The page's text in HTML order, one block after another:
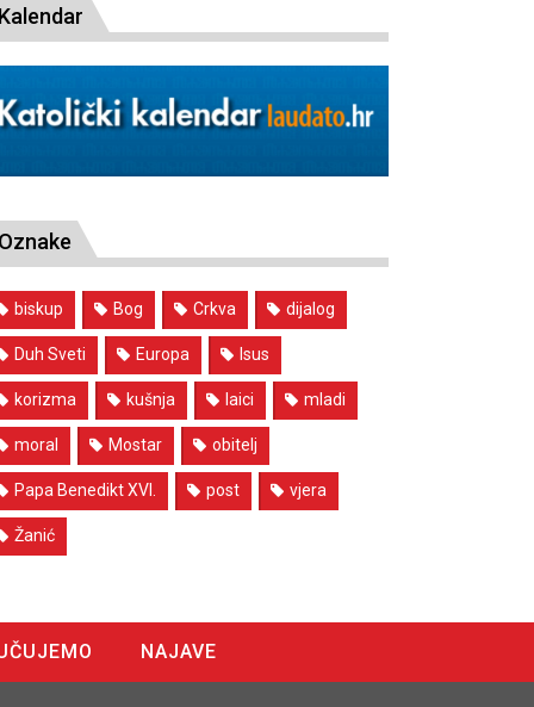
Kalendar
Oznake
biskup Bog Crkva dijalog
Duh Sveti Europa Isus
korizma kušnja laici mladi
moral Mostar obitelj
Papa Benedikt XVI. post vjera
Žanić
NAJAVE